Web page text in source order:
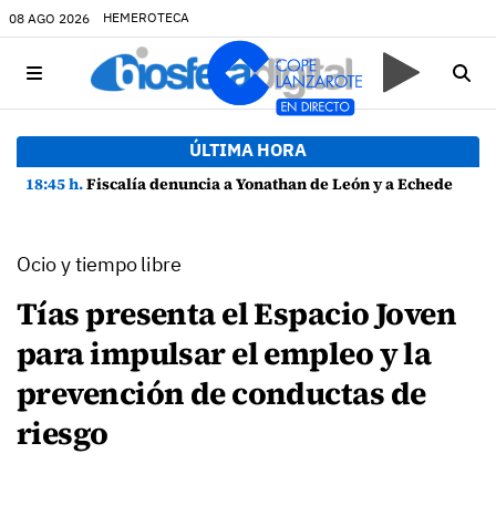
08 AGO 2026 HEMEROTECA
ÚLTIMA HORA
18:45 h.Fiscalía denuncia a Yonathan de León y a Echedey Eugenio por presuntas anomalías en contratos festivos
Ocio y tiempo libre
Tías presenta el Espacio Joven
para impulsar el empleo y la
prevención de conductas de
riesgo